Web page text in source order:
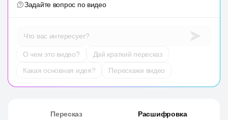
Задайте вопрос по видео
Что вас интересует?
О чем это видео?
Дай краткий пересказ
Какая основная идея?
Перескажи видео
Пересказ Расшифровка